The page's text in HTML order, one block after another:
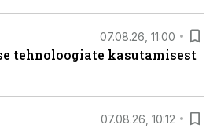
07.08.26, 11:00
tehnoloogiate kasutamisest
07.08.26, 10:12